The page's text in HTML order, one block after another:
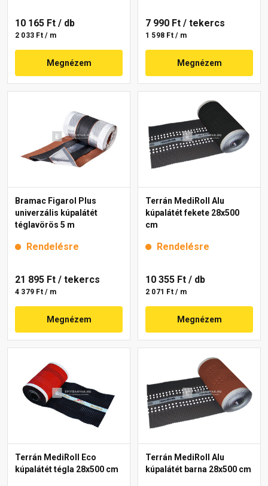
10 165 Ft / db
2 033 Ft / m
Megnézem
7 990 Ft / tekercs
1 598 Ft / m
Megnézem
Bramac Figarol Plus
univerzális kúpalátét
téglavörös 5 m
Rendelésre
21 895 Ft / tekercs
4 379 Ft / m
Megnézem
Terrán MediRoll Alu
kúpalátét fekete 28x500
cm
Rendelésre
10 355 Ft / db
2 071 Ft / m
Megnézem
Terrán MediRoll Eco
kúpalátét tégla 28x500 cm
Terrán MediRoll Alu
kúpalátét barna 28x500 cm